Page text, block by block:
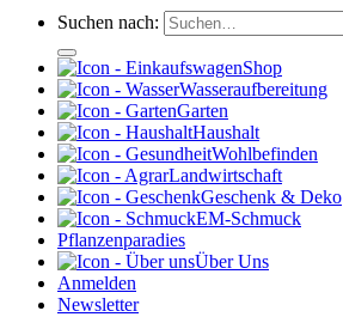
Suchen nach:
Shop
Wasseraufbereitung
Garten
Haushalt
Wohlbefinden
Landwirtschaft
Geschenk & Deko
EM-Schmuck
Pflanzenparadies
Über Uns
Anmelden
Newsletter